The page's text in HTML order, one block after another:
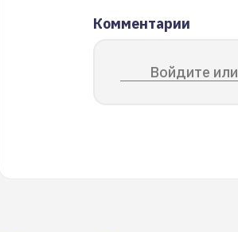
Комментарии
Войдите